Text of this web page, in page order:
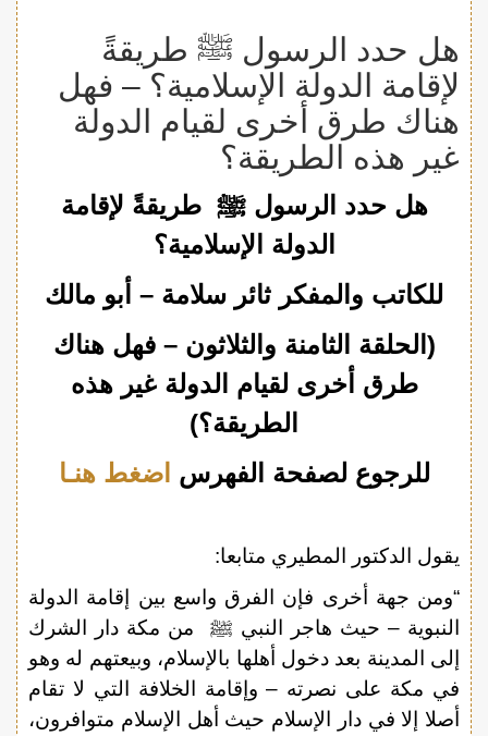
هل حدد الرسول ﷺ طريقةً
لإقامة الدولة الإسلامية؟ – فهل
هناك طرق أخرى لقيام الدولة
غير هذه الطريقة؟
هل حدد الرسول ﷺ طريقةً لإقامة
الدولة الإسلامية؟
للكاتب والمفكر ثائر سلامة – أبو مالك
(الحلقة الثامنة والثلاثون – فهل هناك
طرق أخرى لقيام الدولة غير هذه
الطريقة؟)
للرجوع لصفحة الفهرس اضغط هنـا
يقول الدكتور المطيري متابعا:
“ومن جهة أخرى فإن الفرق واسع بين إقامة الدولة
النبوية – حيث هاجر النبي ﷺ من مكة دار الشرك
إلى المدينة بعد دخول أهلها بالإسلام، وبيعتهم له وهو
في مكة على نصرته – وإقامة الخلافة التي لا تقام
أصلا إلا في دار الإسلام حيث أهل الإسلام متوافرون،